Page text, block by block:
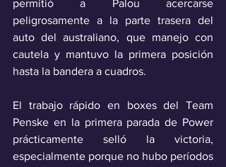
permitió a Palou acercarse
peligrosamente a la parte trasera del
auto del australiano, que manejo con
cautela y mantuvo la primera posición
hasta la bandera a cuadros.
El trabajo rápido en boxes del Team
Penske en la primera parada de Power
prácticamente selló la victoria,
especialmente porque no hubo períodos